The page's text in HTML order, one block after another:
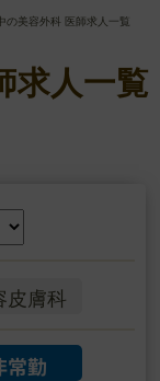
の美容外科 医師求人一覧
求人一覧
皮膚科
常勤